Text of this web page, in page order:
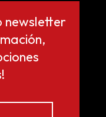
newsletter